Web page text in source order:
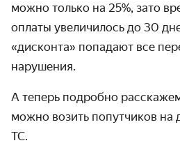
можно только на 25%, зато
оплаты увеличилось до 30
«дисконта» попадают все
нарушения.
А теперь подробно
можно возить попутчиков на
ТС.